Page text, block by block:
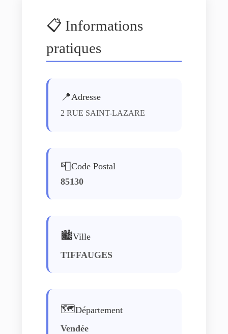
📋 Informations
pratiques
📍Adresse
2 RUE SAINT-LAZARE
📮Code Postal
85130
🏙️Ville
TIFFAUGES
🗺️Département
Vendée